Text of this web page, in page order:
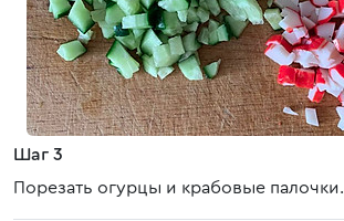
Шаг 3
Порезать огурцы и крабовые палочки.